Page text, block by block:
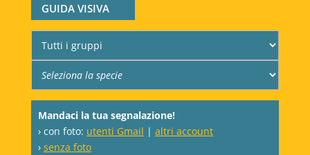
GUIDA VISIVA
Mandaci la tua segnalazione!
› con foto: utenti Gmail | altri account
› senza foto